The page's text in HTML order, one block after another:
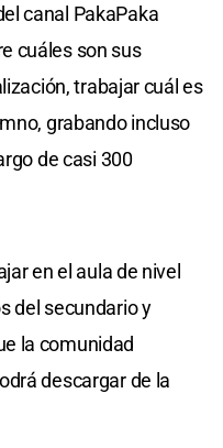
canal PakaPaka
cuáles son sus
trabajar cuál es
grabando incluso
de casi 300
en el aula de nivel
del secundario y
la comunidad
descargar de la